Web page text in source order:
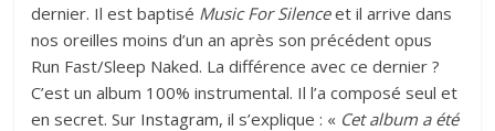
dernier. Il est baptisé Music For Silenceet il arrive dans
nos oreilles moins d’un an après son précédent opus
Run Fast/Sleep Naked. La différence avec ce dernier ?
C’est un album 100% instrumental. Il l’a composé seul et
en secret. Sur Instagram, il s’explique : « Cet album a été